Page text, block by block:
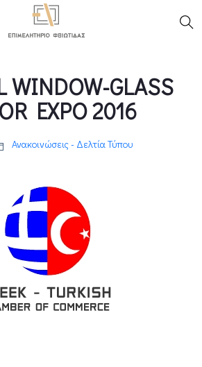
WINDOW-GLASS
EXPO 2016
Ανακοινώσεις - Δελτία Τύπου